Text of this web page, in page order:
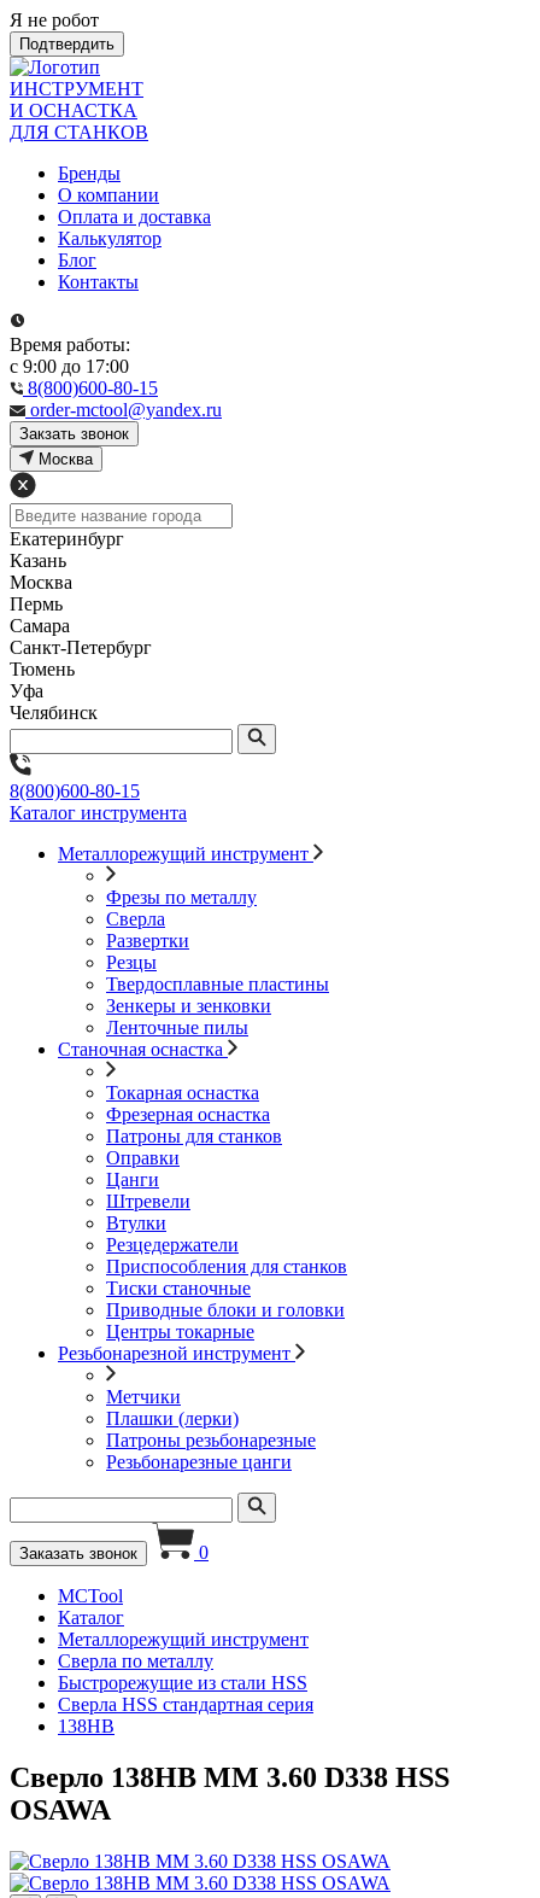
Я не робот
Подтвердить
ИНСТРУМЕНТ
И ОСНАСТКА
ДЛЯ СТАНКОВ
Бренды
О компании
Оплата и доставка
Калькулятор
Блог
Контакты
Время работы:
с 9:00 до 17:00
8(800)600-80-15
order-mctool@yandex.ru
Закзать звонок
Москва
Екатеринбург
Казань
Москва
Пермь
Самара
Санкт-Петербург
Тюмень
Уфа
Челябинск
8(800)600-80-15
Каталог инструмента
Металлорежущий инструмент
Фрезы по металлу
Сверла
Развертки
Резцы
Твердосплавные пластины
Зенкеры и зенковки
Ленточные пилы
Станочная оснастка
Токарная оснастка
Фрезерная оснастка
Патроны для станков
Оправки
Цанги
Штревели
Втулки
Резцедержатели
Приспособления для станков
Тиски станочные
Приводные блоки и головки
Центры токарные
Резьбонарезной инструмент
Метчики
Плашки (лерки)
Патроны резьбонарезные
Резьбонарезные цанги
Заказать звонок 0
MCTool
Каталог
Металлорежущий инструмент
Сверла по металлу
Быстрорежущие из стали HSS
Сверла HSS стандартная серия
138HB
Сверло 138HB MM 3.60 D338 HSS
OSAWA